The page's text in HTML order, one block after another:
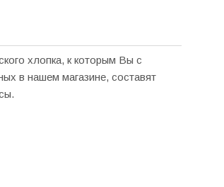
хлопка, к которым Вы с
в нашем магазине, составят